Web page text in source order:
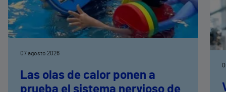
07 agosto 2026
Las olas de calor ponen a
prueba el sistema nervioso de